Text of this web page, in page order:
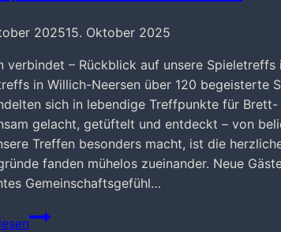
202515. Oktober 2025
verbindet – Rückblick auf unsere
in Willich-Neersen über 120 begeisterte
sich in lebendige Treffpunkte für
gelacht, getüftelt und entdeckt – von
Treffen besonders macht, ist die
fanden mühelos zueinander. Neue
Gemeinschaftsgefühl…
Brettspiel-